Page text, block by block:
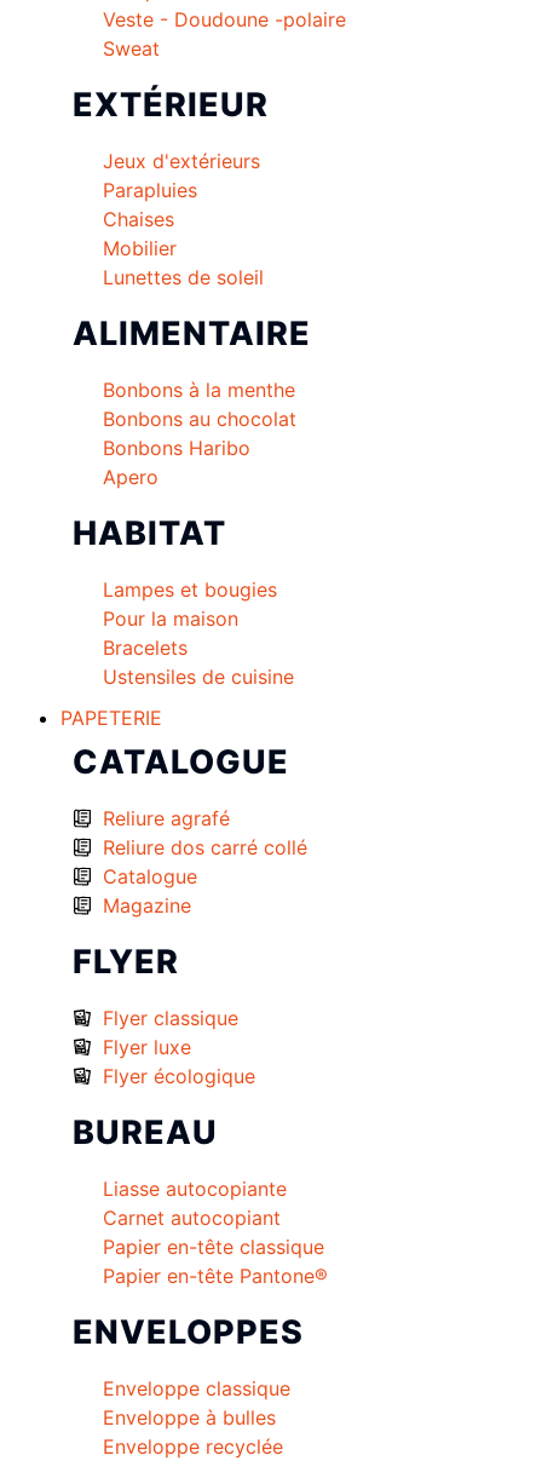
Veste - Doudoune -polaire
Sweat
EXTÉRIEUR
Jeux d'extérieurs
Parapluies
Chaises
Mobilier
Lunettes de soleil
ALIMENTAIRE
Bonbons à la menthe
Bonbons au chocolat
Bonbons Haribo
Apero
HABITAT
Lampes et bougies
Pour la maison
Bracelets
Ustensiles de cuisine
PAPETERIE
CATALOGUE
Reliure agrafé
Reliure dos carré collé
Catalogue
Magazine
FLYER
Flyer classique
Flyer luxe
Flyer écologique
BUREAU
Liasse autocopiante
Carnet autocopiant
Papier en-tête classique
Papier en-tête Pantone®
ENVELOPPES
Enveloppe classique
Enveloppe à bulles
Enveloppe recyclée